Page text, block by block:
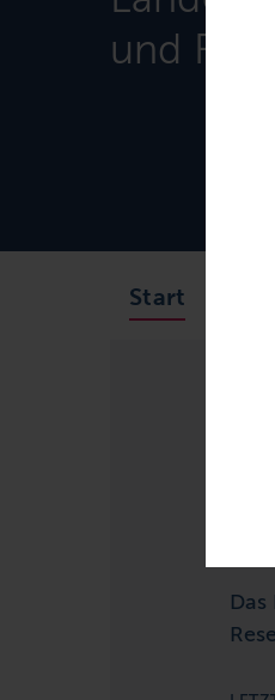
und
Start